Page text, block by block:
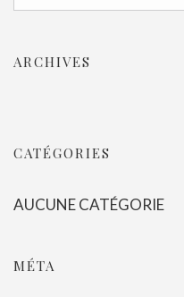
ARCHIVES
CATÉGORIES
AUCUNE CATÉGORIE
MÉTA